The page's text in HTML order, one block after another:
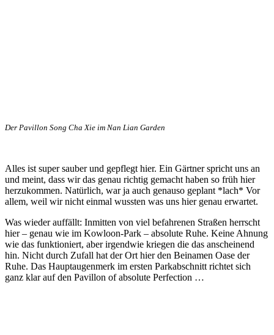
Der Pavillon Song Cha Xie im Nan Lian Garden
Alles ist super sauber und gepflegt hier. Ein Gärtner spricht uns an
und meint, dass wir das genau richtig gemacht haben so früh hier
herzukommen. Natürlich, war ja auch genauso geplant *lach* Vor
allem, weil wir nicht einmal wussten was uns hier genau erwartet.
Was wieder auffällt: Inmitten von viel befahrenen Straßen herrscht
hier – genau wie im Kowloon-Park – absolute Ruhe. Keine Ahnung
wie das funktioniert, aber irgendwie kriegen die das anscheinend
hin. Nicht durch Zufall hat der Ort hier den Beinamen Oase der
Ruhe. Das Hauptaugenmerk im ersten Parkabschnitt richtet sich
ganz klar auf den Pavillon of absolute Perfection …